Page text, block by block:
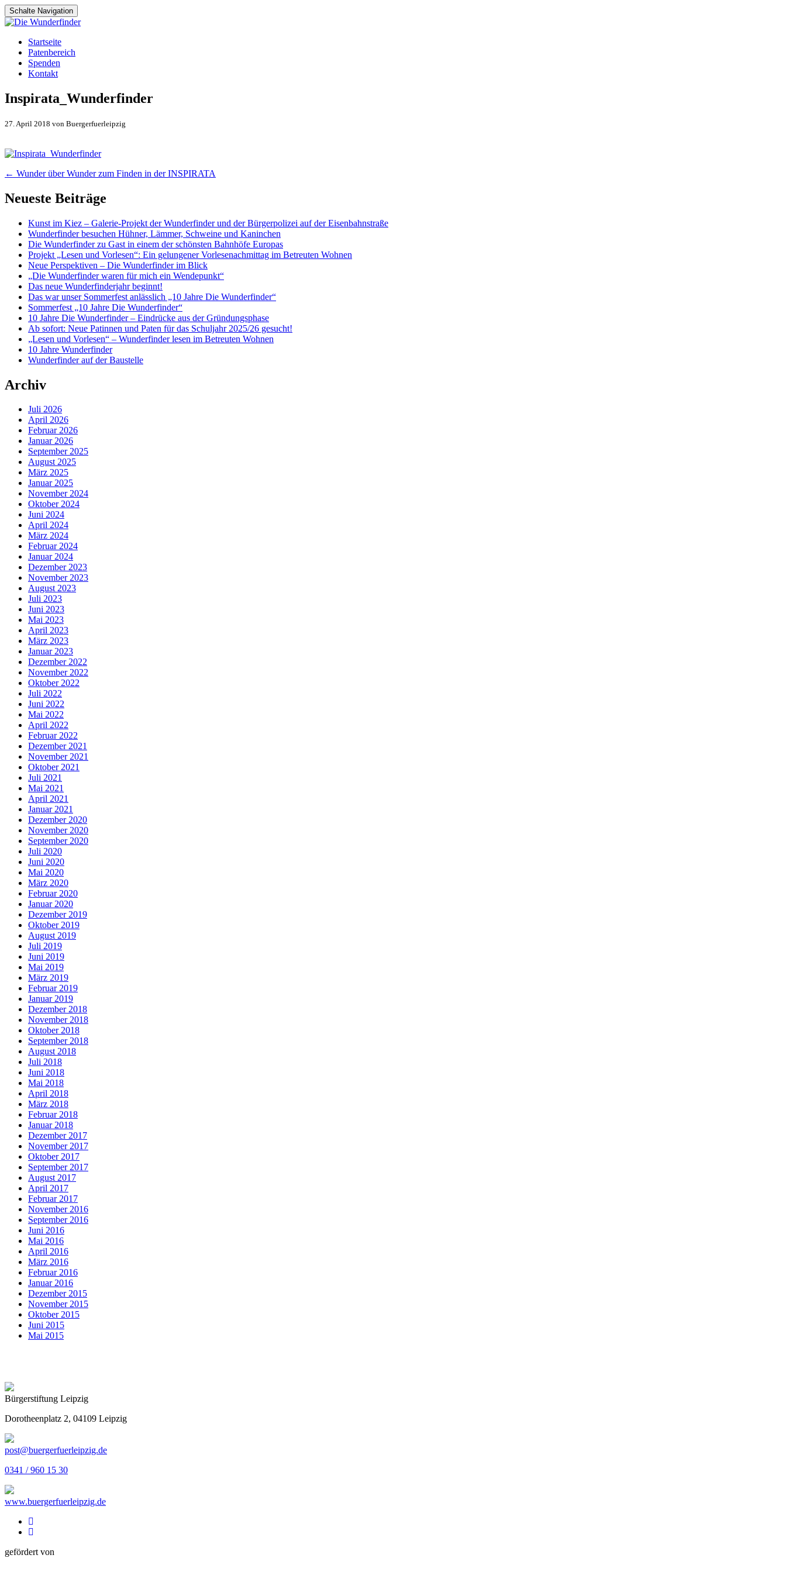
Schalte Navigation
Zum
Inhalt
springen
Startseite
Patenbereich
Spenden
Kontakt
Inspirata_Wunderfinder
27. April 2018 von Buergerfuerleipzig
Artikel-
Navigation
← Wunder über Wunder zum Finden in der INSPIRATA
Neueste Beiträge
Kunst im Kiez – Galerie-Projekt der Wunderfinder und der Bürgerpolizei auf der Eisenbahnstraße
Wunderfinder besuchen Hühner, Lämmer, Schweine und Kaninchen
Die Wunderfinder zu Gast in einem der schönsten Bahnhöfe Europas
Projekt „Lesen und Vorlesen“: Ein gelungener Vorlesenachmittag im Betreuten Wohnen
Neue Perspektiven – Die Wunderfinder im Blick
„Die Wunderfinder waren für mich ein Wendepunkt“
Das neue Wunderfinderjahr beginnt!
Das war unser Sommerfest anlässlich „10 Jahre Die Wunderfinder“
Sommerfest „10 Jahre Die Wunderfinder“
10 Jahre Die Wunderfinder – Eindrücke aus der Gründungsphase
Ab sofort: Neue Patinnen und Paten für das Schuljahr 2025/26 gesucht!
„Lesen und Vorlesen“ – Wunderfinder lesen im Betreuten Wohnen
10 Jahre Wunderfinder
Wunderfinder auf der Baustelle
Archiv
Juli 2026
April 2026
Februar 2026
Januar 2026
September 2025
August 2025
März 2025
Januar 2025
November 2024
Oktober 2024
Juni 2024
April 2024
März 2024
Februar 2024
Januar 2024
Dezember 2023
November 2023
August 2023
Juli 2023
Juni 2023
Mai 2023
April 2023
März 2023
Januar 2023
Dezember 2022
November 2022
Oktober 2022
Juli 2022
Juni 2022
Mai 2022
April 2022
Februar 2022
Dezember 2021
November 2021
Oktober 2021
Juli 2021
Mai 2021
April 2021
Januar 2021
Dezember 2020
November 2020
September 2020
Juli 2020
Juni 2020
Mai 2020
März 2020
Februar 2020
Januar 2020
Dezember 2019
Oktober 2019
August 2019
Juli 2019
Juni 2019
Mai 2019
März 2019
Februar 2019
Januar 2019
Dezember 2018
November 2018
Oktober 2018
September 2018
August 2018
Juli 2018
Juni 2018
Mai 2018
April 2018
März 2018
Februar 2018
Januar 2018
Dezember 2017
November 2017
Oktober 2017
September 2017
August 2017
April 2017
Februar 2017
November 2016
September 2016
Juni 2016
Mai 2016
April 2016
März 2016
Februar 2016
Januar 2016
Dezember 2015
November 2015
Oktober 2015
Juni 2015
Mai 2015
Bürgerstiftung Leipzig
Dorotheenplatz 2, 04109 Leipzig
post@buergerfuerleipzig.de
0341 / 960 15 30
www.buergerfuerleipzig.de
gefördert von